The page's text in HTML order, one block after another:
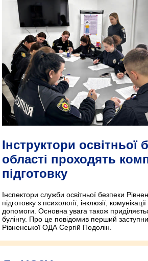
Інструктори освітньої
області проходять
підготовку
Інспектори служби освітньої безпеки
підготовку з психології, інклюзії,
допомоги. Основна увага також
булінгу. Про це повідомив перший
Рівненської ОДА Сергій Подолін.